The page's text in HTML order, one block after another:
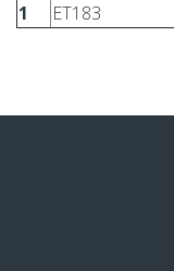
1
ET183